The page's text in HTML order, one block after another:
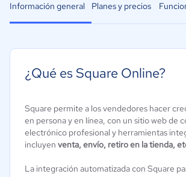
Información general Planes y precios
¿Qué es Square Online?
Square permite a los vendedores hacer
en persona y en línea, con un sitio web de
electrónico profesional y herramientas
incluyen venta, envío, retiro en la tienda,
La integración automatizada con Square